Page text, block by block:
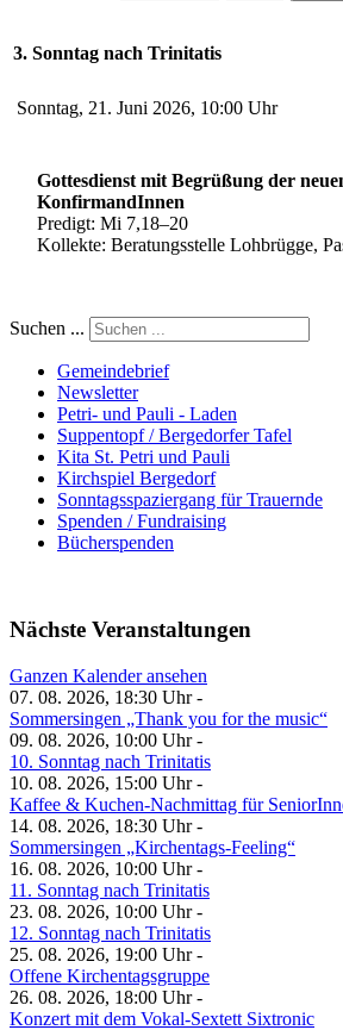
3. Sonntag nach Trinitatis
Sonntag, 21. Juni 2026, 10:00 Uhr
Gottesdienst mit Begrüßung der
KonfirmandInnen
Predigt: Mi 7,18–20
Kollekte: Beratungsstelle Lohbrügge,
Suchen ...
Gemeindebrief
Newsletter
Petri- und Pauli - Laden
Suppentopf / Bergedorfer Tafel
Kita St. Petri und Pauli
Kirchspiel Bergedorf
Sonntagsspaziergang für Trauernde
Spenden / Fundraising
Bücherspenden
Nächste Veranstaltungen
Ganzen Kalender ansehen
07. 08. 2026, 18:30 Uhr -
Sommersingen „Thank you for the music“
09. 08. 2026, 10:00 Uhr -
10. Sonntag nach Trinitatis
10. 08. 2026, 15:00 Uhr -
Kaffee & Kuchen-Nachmittag für
14. 08. 2026, 18:30 Uhr -
Sommersingen „Kirchentags-Feeling“
16. 08. 2026, 10:00 Uhr -
11. Sonntag nach Trinitatis
23. 08. 2026, 10:00 Uhr -
12. Sonntag nach Trinitatis
25. 08. 2026, 19:00 Uhr -
Offene Kirchentagsgruppe
26. 08. 2026, 18:00 Uhr -
Konzert mit dem Vokal-Sextett Sixtronic